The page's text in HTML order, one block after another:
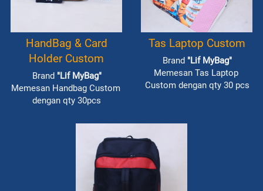
HandBag & Card
Holder Custom
Brand "Lif MyBag"
Memesan Handbag Custom
dengan qty 30pcs
Tas Laptop Custom
Brand "Lif MyBag"
Memesan Tas Laptop
Custom dengan qty 30 pcs